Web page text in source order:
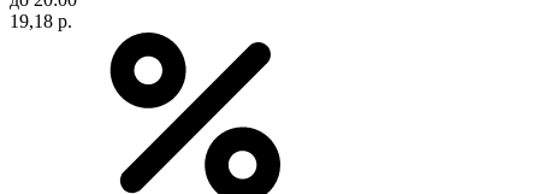
19,18 р.